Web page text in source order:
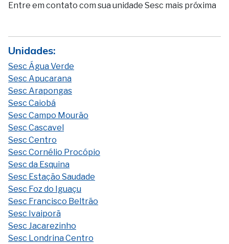
Entre em contato com sua unidade Sesc mais próxima
Unidades:
Sesc Água Verde
Sesc Apucarana
Sesc Arapongas
Sesc Caiobá
Sesc Campo Mourão
Sesc Cascavel
Sesc Centro
Sesc Cornélio Procópio
Sesc da Esquina
Sesc Estação Saudade
Sesc Foz do Iguaçu
Sesc Francisco Beltrão
Sesc Ivaiporã
Sesc Jacarezinho
Sesc Londrina Centro